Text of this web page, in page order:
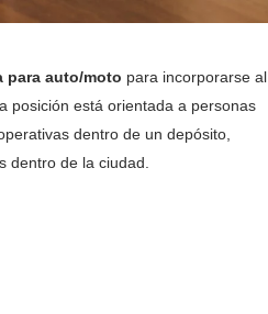
para auto/moto para incorporarse al
posición está orientada a personas
dentro de un depósito,
dentro de la ciudad.